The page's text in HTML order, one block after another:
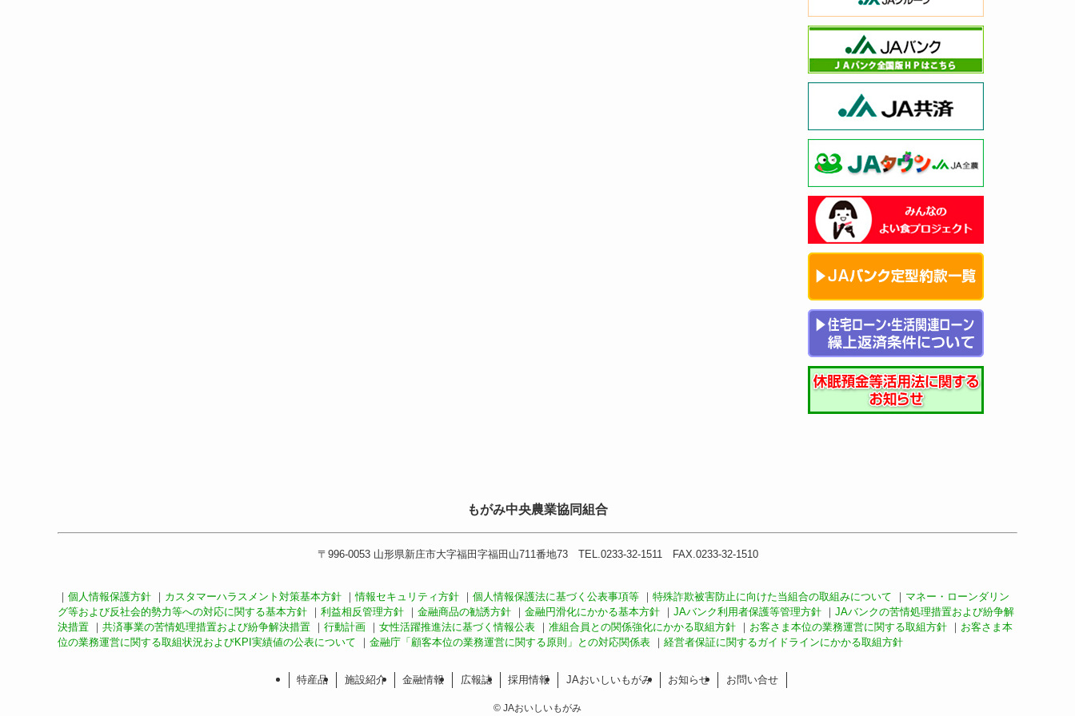
もがみ中央農業協同組合
〒996-0053 山形県新庄市大字福田字福田山711番地73 TEL.0233-32-1511 FAX.0233-32-1510
｜ 個人情報保護方針 ｜ カスタマーハラスメント対策基本方針 ｜情報セキュリティ方針 ｜ 個人情報保護法に基づく公表事項等 ｜ 特殊詐欺被害防止に向けた当組合の取組みについて ｜ マネー・ローンダリン
グ等および反社会的勢力等への対応に関する基本方針 ｜ 利益相反管理方針 ｜ 金融商品の勧誘方針 ｜ 金融円滑化にかかる基本方針 ｜ JAバンク利用者保護等管理方針 ｜ JAバンクの苦情処理措置および紛争解
決措置 ｜ 共済事業の苦情処理措置および紛争解決措置 ｜ 行動計画 ｜ 女性活躍推進法に基づく情報公表 ｜ 准組合員との関係強化にかかる取組方針 ｜ お客さま本位の業務運営に関する取組方針 ｜ お客さま本
位の業務運営に関する取組状況およびKPI実績値の公表について ｜ 金融庁「顧客本位の業務運営に関する原則」との対応関係表 ｜ 経営者保証に関するガイドラインにかかる取組方針
特産品 施設紹介 金融情報 広報誌 採用情報 JAおいしいもがみ お知らせ お問い合せ
© JAおいしいもがみ